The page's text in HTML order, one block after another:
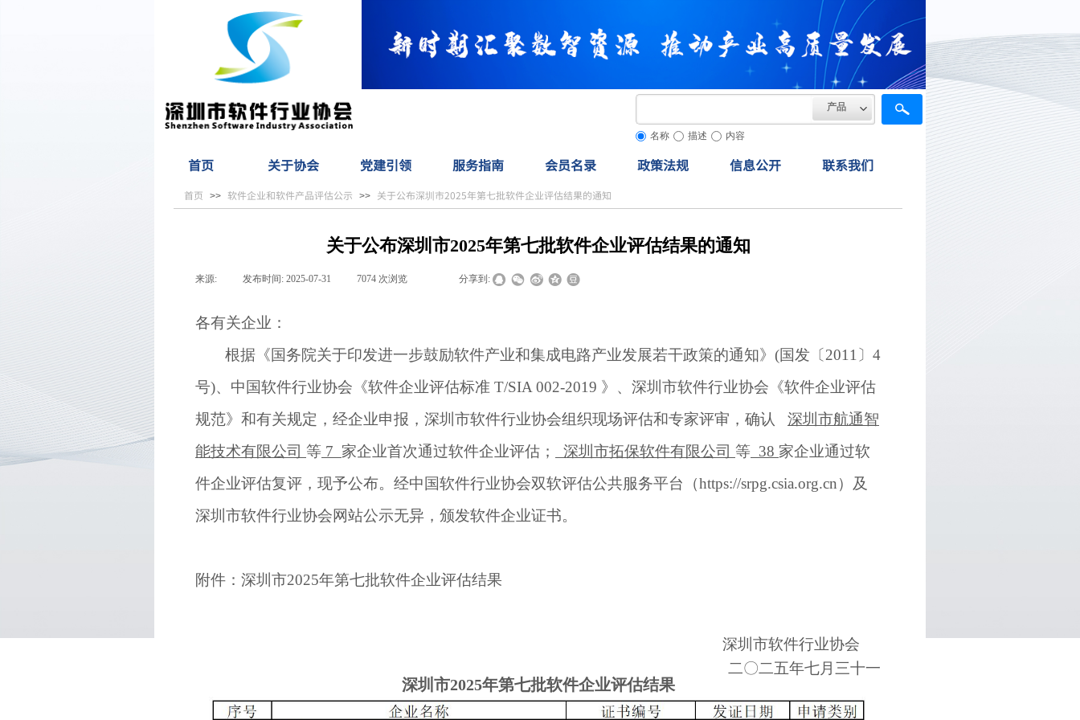
产品
名称 描述 内容
首页 关于协会 党建引领 服务指南 会员名录 政策法规 信息公开 联系我们
首页 >> 软件企业和软件产品评估公示 >> 关于公布深圳市2025年第七批软件企业评估结果的通知
关于公布深圳市2025年第七批软件企业评估结果的通知
来源: 发布时间: 2025-07-31 7074 次浏览 分享到:
各有关企业：
根据《国务院关于印发进一步鼓励软件产业和集成电路产业发展若干政策的通知》 (国发〔 2011 〕 4
号)、中国软件行业协会《软件企业评估标准 T/SIA 002-2019 》、深圳市软件行业协会《软件企业评估
规范》和有关规定，经企业申报，深圳市软件行业协会组织现场评估和专家评审，确认
深圳市航通智
能技术有限公司 等 7 家企业首次通过软件企业评估 ； 深圳市拓保软件有限公司 等 38 家企业通过软
件企业评估复评， 现予公布。经中国软件行业协会双软评估公共服务平台（https://srpg.csia.org.cn）及
深圳市软件行业协会网站公示无异，颁发软件企业证书。
附件： 深圳市2025年第七批软件企业评估结果
深圳市软件行业协会
二〇二五年七月 三十一
深圳市2025年第七批软件企业评估结果